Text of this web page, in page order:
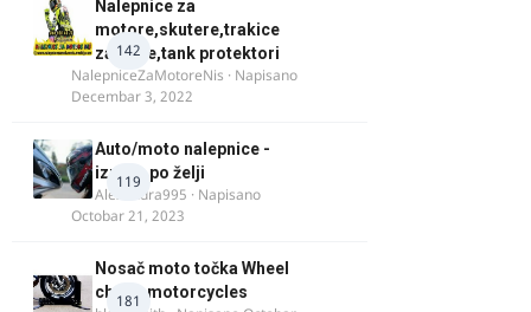
142
Nalepnice za
motore,skutere,trakice
za felne,tank protektori
NalepniceZaMotoreNis · Napisano
Decembar 3, 2022
119
Auto/moto nalepnice -
izrada po želji
Alexandra995 · Napisano
Octobar 21, 2023
181
Nosač moto točka Wheel
chock motorcycles